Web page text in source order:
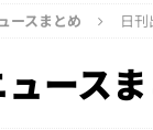
8月4日 ] 小学館「マン
日刊出版ニュ
8月3日 ]
「講談社、
ースまとめ 日
ュース